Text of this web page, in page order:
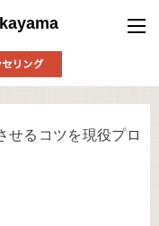
せるコツを現役プロ